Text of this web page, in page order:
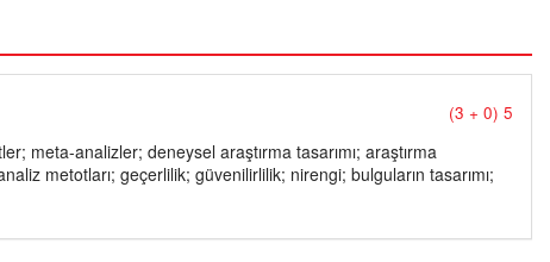
(3 + 0) 5
meta-analizler; deneysel araştırma tasarımı; araştırma
metotları; geçerlilik; güvenilirlilik; nirengi; bulguların tasarımı;